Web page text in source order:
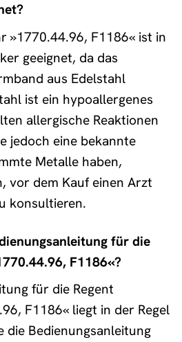
»1770.44.96, F1186« ist in
geeignet, da das
aus Edelstahl
ist ein hypoallergenes
allergische Reaktionen
jedoch eine bekannte
Metalle haben,
vor dem Kauf einen Arzt
konsultieren.
für die
F1186«?
für die Regent
F1186« liegt in der Regel
die Bedienungsanleitung